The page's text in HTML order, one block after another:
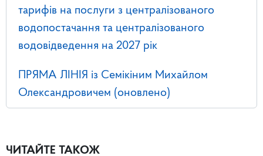
тарифів на послуги з централізованого
водопостачання та централізованого
водовідведення на 2027 рік
ПРЯМА ЛІНІЯ із Семікіним Михайлом
Олександровичем (оновлено)
ЧИТАЙТЕ ТАКОЖ